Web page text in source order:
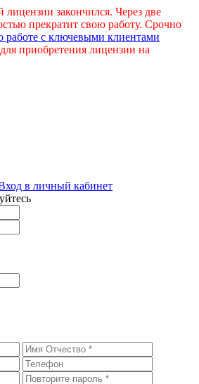
закончился. Через две
прекратит свою работу. Срочно
работе с ключевыми клиентами
для приобретения лицензии на
в личный кабинет